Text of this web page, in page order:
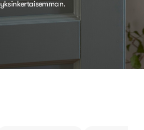
yksinkertaisemman.